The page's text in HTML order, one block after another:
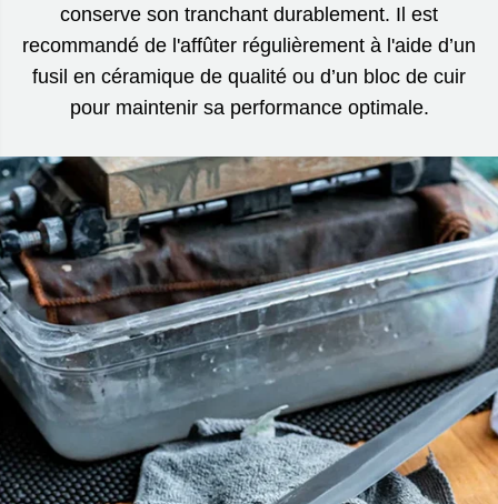
conserve son tranchant durablement. Il est
recommandé de l'affûter régulièrement à l'aide d’un
fusil en céramique de qualité ou d’un bloc de cuir
pour maintenir sa performance optimale.